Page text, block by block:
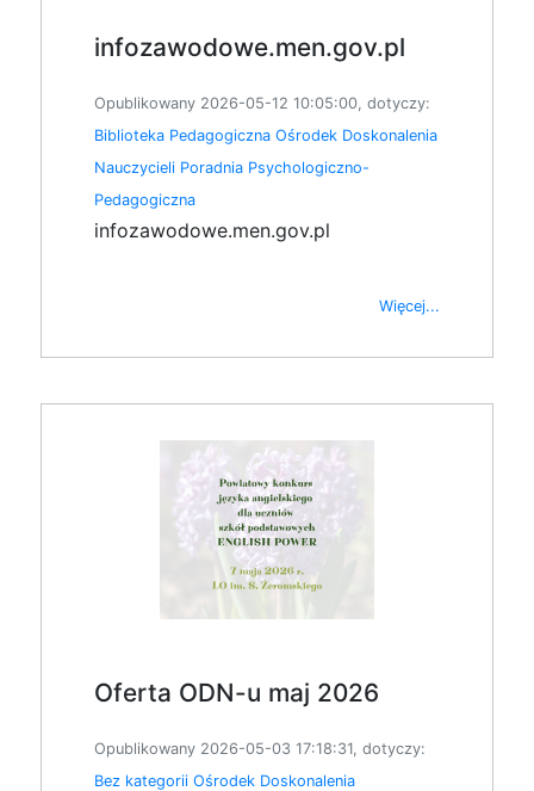
infozawodowe.men.gov.pl
Opublikowany 2026-05-12 10:05:00, dotyczy:
Biblioteka Pedagogiczna Ośrodek Doskonalenia
Nauczycieli Poradnia Psychologiczno-
Pedagogiczna
infozawodowe.men.gov.pl
Więcej...
Oferta ODN-u maj 2026
Opublikowany 2026-05-03 17:18:31, dotyczy:
Bez kategorii Ośrodek Doskonalenia